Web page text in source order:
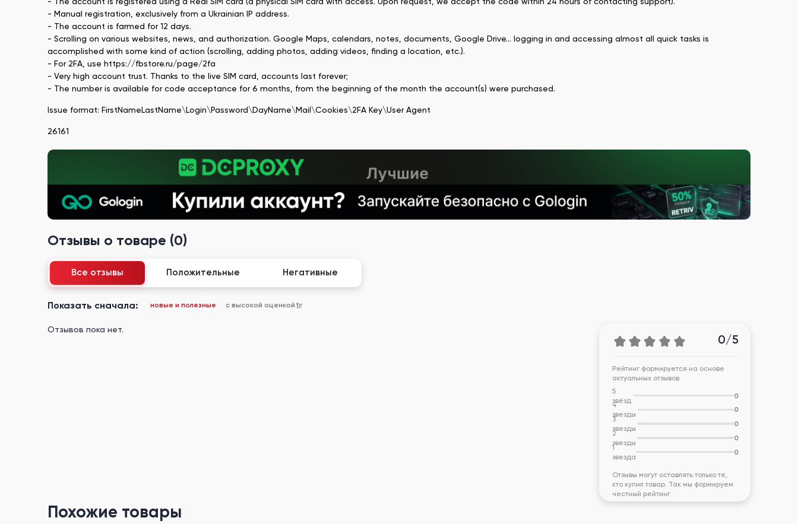
- Manual registration, exclusively from a Ukrainian IP address.
- The account is farmed for 12 days.
- Scrolling on various websites, news, and authorization. Google Maps, calendars, notes, documents, Google Drive... logging in and accessing almost all quick tasks is
accomplished with some kind of action (scrolling, adding photos, adding videos, finding a location, etc.).
- For 2FA, use https://fbstore.ru/page/2fa
- Very high account trust. Thanks to the live SIM card, accounts last forever;
- The number is available for code acceptance for 6 months, from the beginning of the month the account(s) were purchased.
Issue format: FirstNameLastName\Login\Password\DayName\Mail\Cookies\2FA Key\User Agent
26161
Отзывы о товаре (0)
Все отзывы Положительные Негативные
Показать сначала: новые и полезные с высокой оценкой
Отзывов пока нет.
0/5
Рейтинг формируется на основе
актуальных отзывов
5
звёзд
0
4
звезды
0
3
звезды
0
2
звезды
0
1
звезда
0
Отзывы могут оставлять только те,
кто купил товар. Так мы формируем
честный рейтинг
Похожие товары